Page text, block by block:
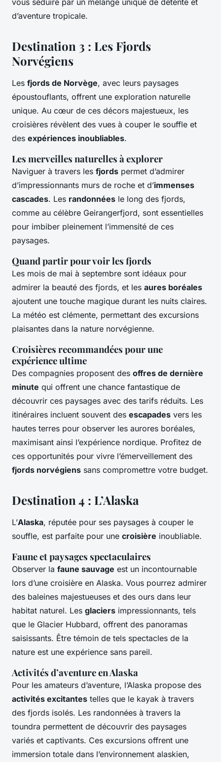
vous séduire par un mélange unique de détente et
d’aventure tropicale.
Destination 3 : Les Fjords
Norvégiens
Les fjords de Norvège, avec leurs paysages
époustouflants, offrent une exploration naturelle
unique. Au cœur de ces décors majestueux, les
croisières révèlent des vues à couper le souffle et
des expériences inoubliables.
Les merveilles naturelles à explorer
Naviguer à travers les fjords permet d’admirer
d’impressionnants murs de roche et d’immenses
cascades. Les randonnées le long des fjords,
comme au célèbre Geirangerfjord, sont essentielles
pour imbiber pleinement l’immensité de ces
paysages.
Quand partir pour voir les fjords
Les mois de mai à septembre sont idéaux pour
admirer la beauté des fjords, et les aures boréales
ajoutent une touche magique durant les nuits claires.
La météo est clémente, permettant des excursions
plaisantes dans la nature norvégienne.
Croisières recommandées pour une
expérience ultime
Des compagnies proposent des offres de dernière
minute qui offrent une chance fantastique de
découvrir ces paysages avec des tarifs réduits. Les
itinéraires incluent souvent des escapades vers les
hautes terres pour observer les aurores boréales,
maximisant ainsi l’expérience nordique. Profitez de
ces opportunités pour vivre l’émerveillement des
fjords norvégiens sans compromettre votre budget.
Destination 4 : L’Alaska
L’Alaska, réputée pour ses paysages à couper le
souffle, est parfaite pour une croisière inoubliable.
Faune et paysages spectaculaires
Observer la faune sauvage est un incontournable
lors d’une croisière en Alaska. Vous pourrez admirer
des baleines majestueuses et des ours dans leur
habitat naturel. Les glaciers impressionnants, tels
que le Glacier Hubbard, offrent des panoramas
saisissants. Être témoin de tels spectacles de la
nature est une expérience sans pareil.
Activités d’aventure en Alaska
Pour les amateurs d’aventure, l’Alaska propose des
activités excitantes telles que le kayak à travers
des fjords isolés. Les randonnées à travers la
toundra permettent de découvrir des paysages
variés et captivants. Ces excursions offrent une
immersion totale dans l’environnement alaskien,